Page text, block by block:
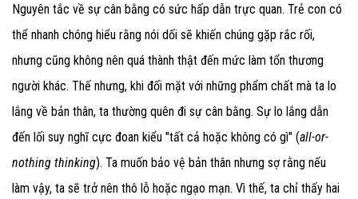
Nguyên tắc về sự cân bằng có sức hấp dẫn trực quan. Trẻ con có
thể nhanh chóng hiểu rằng nói dối sẽ khiến chúng gặp rắc rối,
nhưng cũng không nên quá thành thật đến mức làm tổn thương
người khác. Thế nhưng, khi đối mặt với những phẩm chất mà ta lo
lắng về bản thân, ta thường quên đi sự cân bằng. Sự lo lắng dẫn
đến lối suy nghĩ cực đoan kiểu "tất cả hoặc không có gì" (all-or-
nothing thinking). Ta muốn bảo vệ bản thân nhưng sợ rằng nếu
làm vậy, ta sẽ trở nên thô lỗ hoặc ngạo mạn. Vì thế, ta chỉ thấy hai